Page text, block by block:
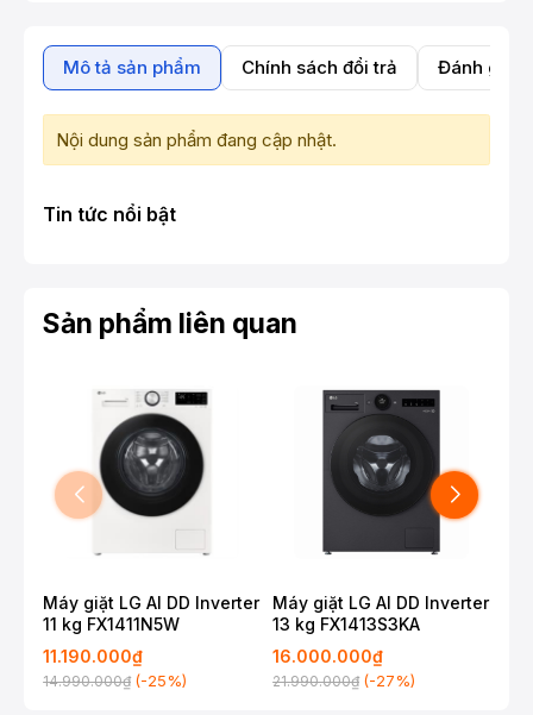
Mô tả sản phẩm Chính sách đổi trả Đánh giá
Nội dung sản phẩm đang cập nhật.
Tin tức nổi bật
Sản phẩm liên quan
Máy giặt LG AI DD Inverter
11 kg FX1411N5W
11.190.000₫
14.990.000₫ (-25%)
Máy giặt LG AI DD Inverter
13 kg FX1413S3KA
16.000.000₫
21.990.000₫ (-27%)